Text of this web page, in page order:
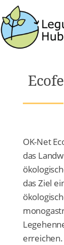
OK-Net
das
das Ziel